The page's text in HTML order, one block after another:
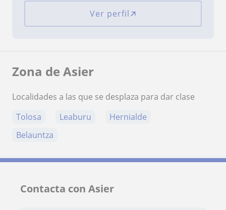
Ver perfil
Zona de Asier
Localidades a las que se desplaza para dar clase
Tolosa
Leaburu
Hernialde
Belauntza
Contacta con Asier